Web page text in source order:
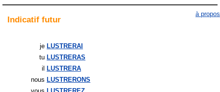
Indicatif futur
à propos
je LUSTRERAI
tu LUSTRERAS
il
LUSTRERA
nous LUSTRERONS